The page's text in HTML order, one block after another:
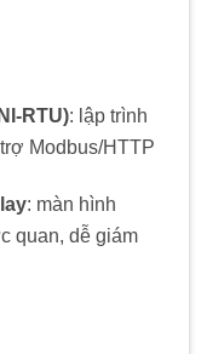
: lập trình
Modbus/HTTP
: màn hình
quan, dễ giám